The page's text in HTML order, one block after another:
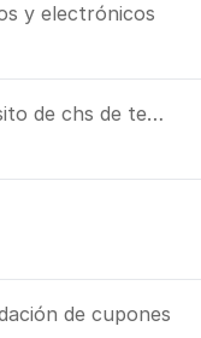
y electrónicos
Posibilidad de imprimir un deposito de chs de terceros
de cupones